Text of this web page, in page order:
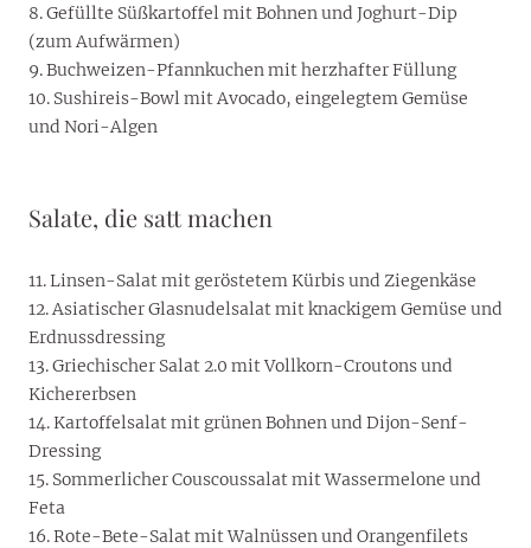
8. Gefüllte Süßkartoffel mit Bohnen und Joghurt-Dip
(zum Aufwärmen)
9. Buchweizen-Pfannkuchen mit herzhafter Füllung
10. Sushireis-Bowl mit Avocado, eingelegtem Gemüse
und Nori-Algen
Salate, die satt machen
11. Linsen-Salat mit geröstetem Kürbis und Ziegenkäse
12. Asiatischer Glasnudelsalat mit knackigem Gemüse und
Erdnussdressing
13. Griechischer Salat 2.0 mit Vollkorn-Croutons und
Kichererbsen
14. Kartoffelsalat mit grünen Bohnen und Dijon-Senf-
Dressing
15. Sommerlicher Couscoussalat mit Wassermelone und
Feta
16. Rote-Bete-Salat mit Walnüssen und Orangenfilets